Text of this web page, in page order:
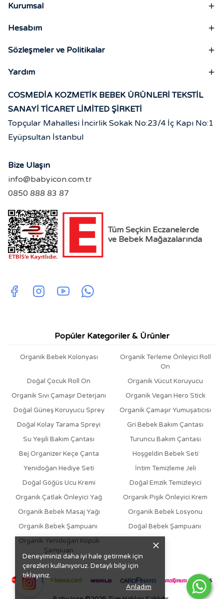
Deneyiminizi daha iyi hale getirmek için
çerezleri kullanıyoruz. Detaylı bilgi için
tıklayınız.
Anladım
Kurumsal
Hesabım
Sözleşmeler ve Politikalar
Yardım
COSMEDİA KOZMETİK BEBEK ÜRÜNLERİ TEKSTİL
SANAYİ TİCARET LİMİTED ŞİRKETİ
Topçular Mahallesi İncirlik Sokak No:23/4 İç Kapı No:1
Eyüpsultan İstanbul
Bize Ulaşın
info@babyicon.com.tr
0850 888 83 87
Tüm Seçkin Eczanelerde
ve Bebek Mağazalarında
Popüler Kategoriler & Ürünler
Organik Bebek Kolonyası
Organik Terleme Önleyici Roll
On
Doğal Çocuk Roll On
Organik Vücut Koruyucu
Organik Sıvı Çamaşır Deterjanı
Organik Vegan Hero Stick
Doğal Güneş Koruyucu Sprey
Organik Çamaşır Yumuşatıcısı
Doğal Kolay Tarama Spreyi
Gri Bebek Bakım Çantası
Su Yeşili Bakım Çantası
Turuncu Bakım Çantası
Bej Organizer Keçe Çanta
Hoşgeldin Bebek Seti
Yenidoğan Hediye Seti
İntim Temizleme Jeli
Doğal Göğüs Ucu Kremi
Doğal Emzik Temizleyici
Organik Çatlak Önleyici Yağ
Organik Pişik Önleyici Krem
Organik Bebek Masaj Yağı
Organik Bebek Losyonu
Organik Bebek Şampuanı
Doğal Bebek Şampuanı
Organik Yenidoğan Köpük
Şampuan